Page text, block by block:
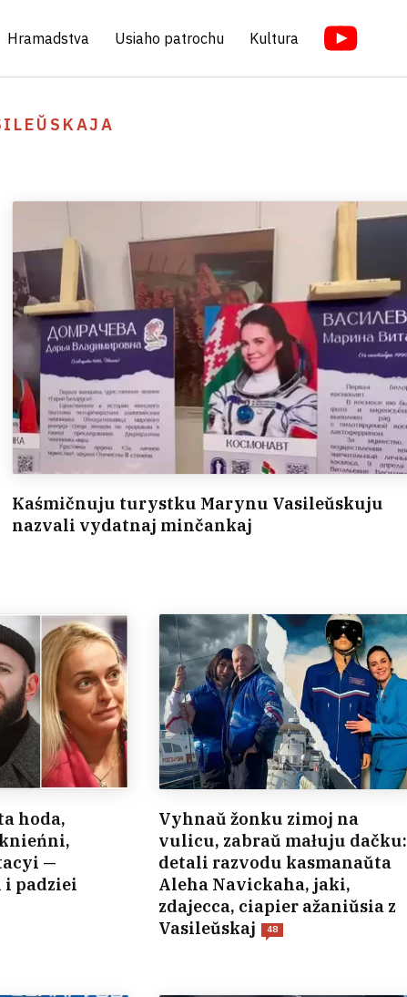
Hramadstva Usiaho patrochu Kultura
Kaśmičnuju turystku Marynu Vasileŭskuju
nazvali vydatnaj minčankaj
hoda,
—
i padziei
Vyhnaŭ žonku zimoj na
vulicu, zabraŭ małuju dačku:
detali razvodu kasmanaŭta
Aleha Navickaha, jaki,
zdajecca, ciapier ažaniŭsia z
Vasileŭskaj
48